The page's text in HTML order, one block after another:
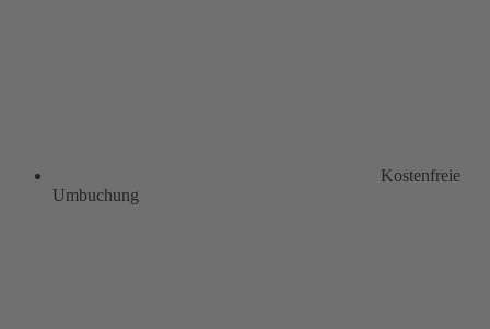
Kostenfreie
Umbuchung